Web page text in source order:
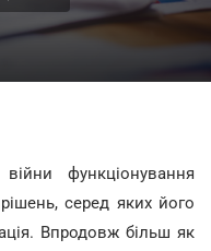
функціонування
серед яких його
Впродовж більш як